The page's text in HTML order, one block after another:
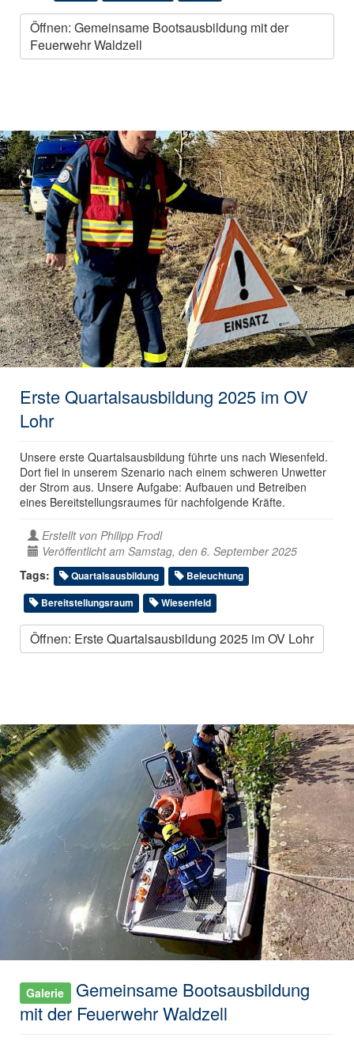
Öffnen: Gemeinsame Bootsausbildung mit der
Feuerwehr Waldzell
Erste Quartalsausbildung 2025 im OV
Lohr
Unsere erste Quartalsausbildung führte uns nach Wiesenfeld.
Dort fiel in unserem Szenario nach einem schweren Unwetter
der Strom aus. Unsere Aufgabe: Aufbauen und Betreiben
eines Bereitstellungsraumes für nachfolgende Kräfte.
Erstellt von Philipp Frodl
Veröffentlicht am Samstag, den 6. September 2025
Tags:
Quartalsausbildung
Beleuchtung
Bereitstellungsraum
Wiesenfeld
Öffnen: Erste Quartalsausbildung 2025 im OV Lohr
Galerie
Gemeinsame Bootsausbildung
mit der Feuerwehr Waldzell